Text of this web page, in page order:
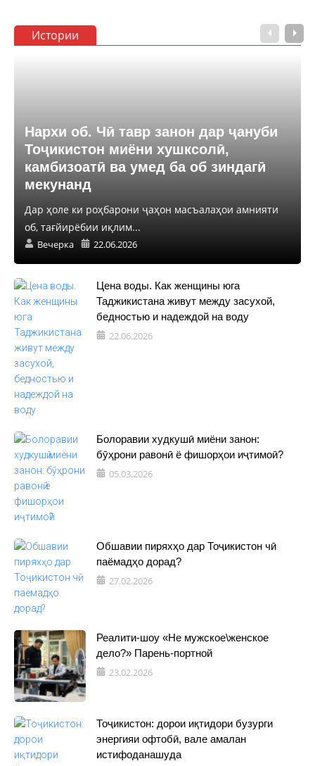
Истории
Нархи об. Чӣ тавр занон дар ҷануби
Тоҷикистон миёни хушксолӣ,
камбизоатӣ ва умед ба об зиндагӣ
мекунанд
Дар ҳоле ки роҳбарони ҷаҳон масъалаҳои амнияти
об, тағйирёбии иқлим...
Вечерка 22.06.2026
Цена воды. Как женщины юга
Таджикистана живут между засухой,
бедностью и надеждой на воду
22.06.2026
Болоравии худкушӣ миёни занон:
бӯҳрони равонӣ ё фишорҳои иҷтимоӣ?
05.03.2026
Обшавии пиряхҳо дар Тоҷикистон чӣ
паёмадҳо дорад?
27.02.2026
Реалити-шоу «Не мужское\женское
дело?» Парень-портной
23.02.2026
Тоҷикистон: дорои иқтидори бузурги
энергияи офтобӣ, вале амалан
истифоданашуда